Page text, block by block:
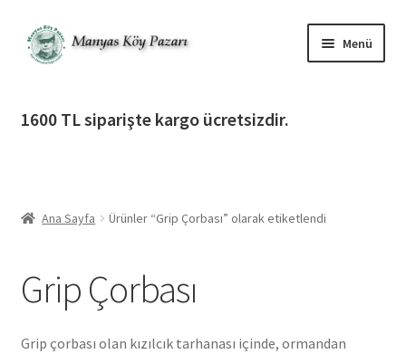
Dolaşıma
geç
İçeriğe
geç
Menü
İletişim
1600 TL siparişte kargo ücretsizdir.
Ana Sayfa Ürünler “Grip Çorbası” olarak etiketlendi
Grip Çorbası
Grip çorbası olan kızılcık tarhanası içinde, ormandan